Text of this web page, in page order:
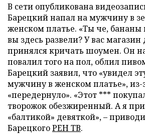
В сети опубликована
Барецкий напал на мужчину в
женском платье. «Ты че,
вы здесь развели? У вас магазин
принялся кричать шоумен. Он
повалил того на пол, облил
Барецкий заявил, что «увидел
мужчину в женском платье», из-
«передернуло». «Этот ***
творожок обезжиренный. А я
«балтикой» девяткой», –
БарецкогоРЕН ТВ.